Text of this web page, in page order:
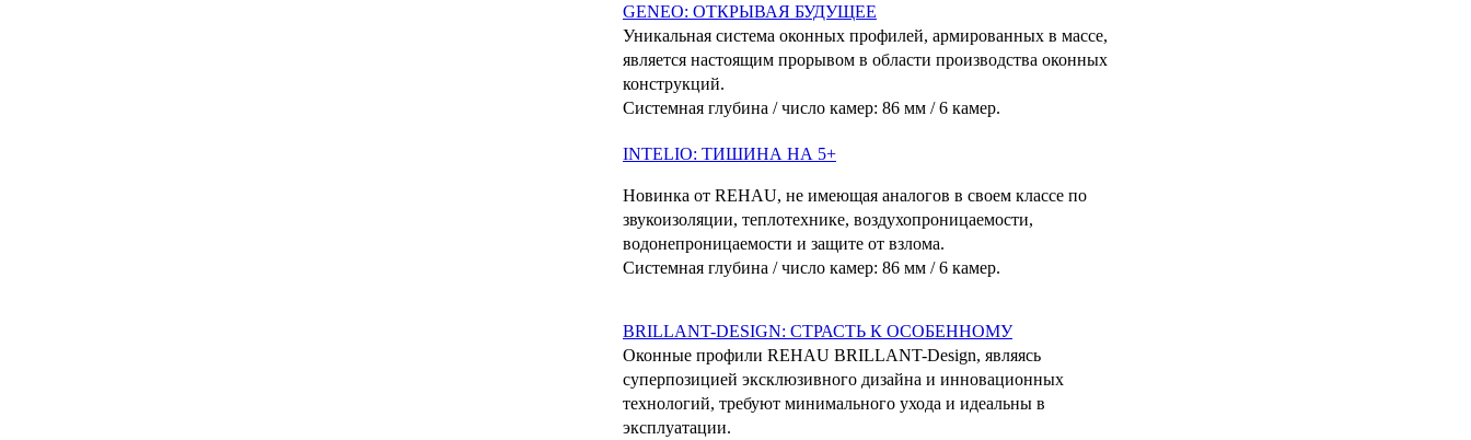
GENEO: ОТКРЫВАЯ БУДУЩЕЕ
Уникальная система оконных профилей, армированных в массе,
является настоящим прорывом в области производства оконных
конструкций.
Системная глубина / число камер: 86 мм / 6 камер.
INTELIO: ТИШИНА НА 5+
Новинка от REHAU, не имеющая аналогов в своем классе по
звукоизоляции, теплотехнике, воздухопроницаемости,
водонепроницаемости и защите от взлома.
Системная глубина / число камер: 86 мм / 6 камер.
ВRILLANT-DESIGN: СТРАСТЬ К ОСОБЕННОМУ
Оконные профили REHAU BRILLANT-Design, являясь
суперпозицией эксклюзивного дизайна и инновационных
технологий, требуют минимального ухода и идеальны в
эксплуатации.